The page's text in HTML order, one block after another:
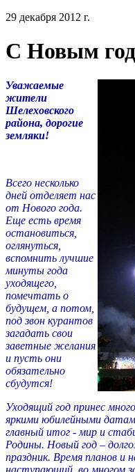
29 декабря 2012 г.
С Новым
Уважаемые
жители
Шелеховского
района, дорогие
земляки!
Всего несколько
дней отделяет нас
от Нового года.
Еще есть время
остановиться,
оглянуться,
вспомнить лучшие
минуты года
уходящего,
помечтать о
будущем, а потом,
под звон курантов
загадать свои
заветные желания
и пусть они
обязательно
сбудутся!
Уходящий год принес
яркими юбилейными
главный итог - мир и
Родины. Новый год –
праздник. Время планов и
наступающий, во многом